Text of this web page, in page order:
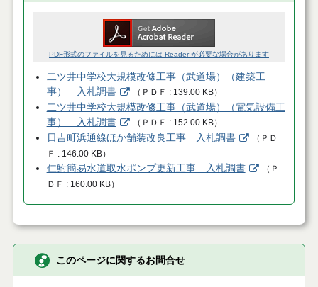
PDF形式のファイルを見るためには Reader が必要な場合があります
二ツ井中学校大規模改修工事（武道場）（建築工
事） 入札調書
（ ＰＤＦ 139.00 KB）
二ツ井中学校大規模改修工事（武道場）（電気設備工
事） 入札調書
（ ＰＤＦ 152.00 KB）
日吉町浜通線ほか舗装改良工事 入札調書 （ ＰＤ
Ｆ
146.00 KB）
仁鮒簡易水道取水ポンプ更新工事 入札調書 （ Ｐ
ＤＦ
160.00 KB）
このページに関するお問合せ